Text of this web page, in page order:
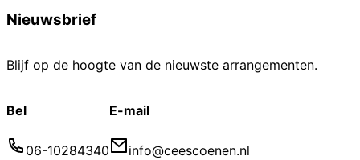
Nieuwsbrief
Blijf op de hoogte van de nieuwste arrangementen.
Bel
06-10284340
E-mail
info@ceescoenen.nl